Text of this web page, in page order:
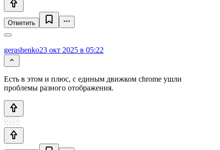
Ответить
gerashenko23 окт 2025 в 05:22
Есть в этом и плюс, с единым движком chrome ушли
проблемы разного отображения.